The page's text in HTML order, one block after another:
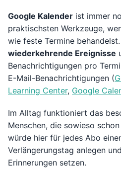
Google Kalender ist immer
praktischsten Werkzeuge,
wie feste Termine
wiederkehrende Ereignisse
Benachrichtigungen pro
E-Mail-Benachrichtigungen (
Learning Center, Google
Im Alltag funktioniert das
Menschen, die sowieso
würde hier für jedes Abo
Verlängerungstag anlegen
Erinnerungen setzen.